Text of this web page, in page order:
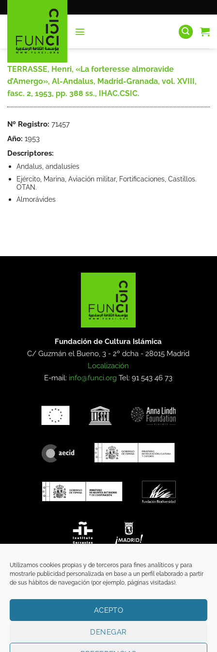
Utilizamos cookies propias y de terceros para fines analíticos y para
mostrarle publicidad personalizada en base a un perfil elaborado a partir
de sus hábitos de navegación (por ejemplo, páginas visitadas).
ACEPTO
DENEGAR
al
TERRASSE, Henri, «La forteresse almoravide
d’Amergo», Al-Andalus, Madrid-Granada, vol. XVIII,
fasc. 2, 1953, pp. 388 ss., IHAC.CSIC.
Nº Registro: 71457
Año: 1953
Descriptores:
Andalus, andalusíes
Ejército, Marina, Aviación militar, Fortificaciones, Castillos.
OTAN.
Almorávides
Fundación de Cultura Islámica
C/ Guzmán el Bueno, 3 - 2º dcha -28015 Madrid
Localización
E-mail: info@funci.org Tel: 91 543 46 73
TÉRMINOS Y CONDICIONES
Copyright 2026 ©FunciFUNCI es titular de los derechos de propiedad